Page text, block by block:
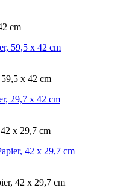
cm
x 42 cm
x 29,7 cm
42 x 29,7 cm